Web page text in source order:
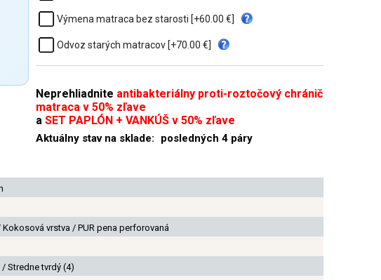
Výmena matraca bez starosti [+60.00 €]
Odvoz starých matracov [+70.00 €]
Neprehliadnite antibakteriálny proti-roztočový chránič
matraca v 50% zľave
a SET PAPLÓN + VANKÚŠ v 50% zľave
Aktuálny stav na sklade: posledných 4 páry
Kokosová vrstva / PUR pena perforovaná
Stredne tvrdý (4)